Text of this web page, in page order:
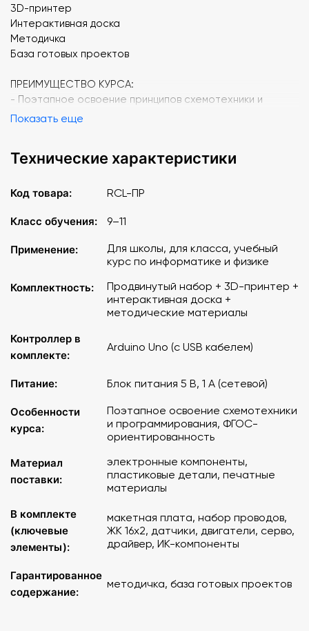
3D-принтер
Интерактивная доска
Методичка
База готовых проектов
ПРЕИМУЩЕСТВО КУРСА:
- Поэтапное освоение принципов схемотехники и
программирования;
- Наличие методического сопровождения;
- Низкая стоимость комплектов.
Все уроки разбиты на шесть тем и ориентированы на
электронных устройств и на изучение основ
программирования микроконтроллеров.
1. Знакомство с платформой Arduino.
3. Индикация.
4. Работа с аналоговыми сигналами.
6. Связь.
Получаемые знания:
- Основы программирования на языке С++
- Принципы динамической индикации
- Принципы обработки цифровых и аналоговых сигналов
- Принципы работы ШИМ
- Способы передачи данных
- Дистанционное управление устройствами
Получаемые умения:
- Работа с Arduino Uno через ПК. Автономная работа
Arduino Uno
- Составление программ для Arduino Uno. Загрузка
Показать еще
Технические характеристики
Код товара: RCL-ПР
Класс обучения: 9–11
Применение:
Для школы, для класса, учебный
курс по информатике и физике
Комплектность:
Продвинутый набор + 3D-принтер +
интерактивная доска +
методические материалы
Контроллер в
комплекте:
Arduino Uno (с USB кабелем)
Питание: Блок питания 5 В, 1 А (сетевой)
Особенности
курса:
Поэтапное освоение схемотехники
и программирования, ФГОС-
ориентированность
Материал
поставки:
электронные компоненты,
пластиковые детали, печатные
материалы
В комплекте
(ключевые
элементы):
макетная плата, набор проводов,
ЖК 16x2, датчики, двигатели, серво,
драйвер, ИК-компоненты
Гарантированное
содержание:
методичка, база готовых проектов